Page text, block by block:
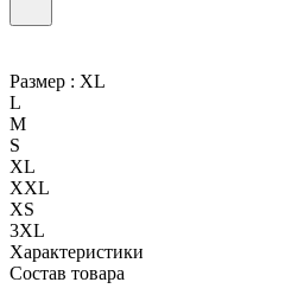
Размер : XL
L
M
S
XL
XXL
XS
3XL
Характеристики
Состав товара